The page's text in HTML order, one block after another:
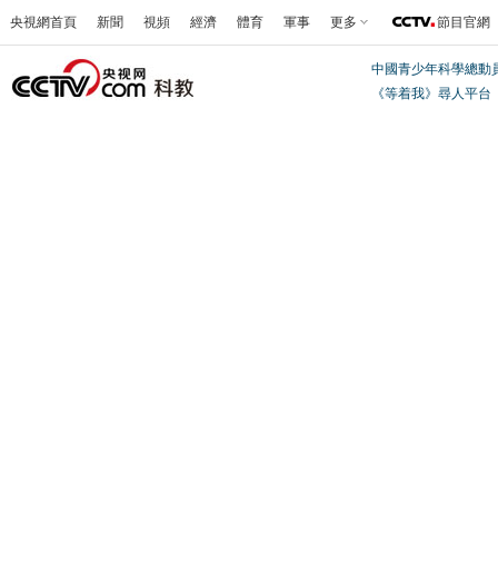
央視網首頁 新聞 視頻 經濟 體育 軍事 更多 節目官網
中國青少年科學總動
《等着我》尋人平台